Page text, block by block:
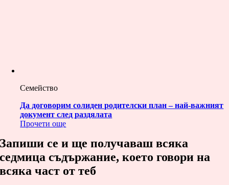
Семейство
Да договорим солиден родителски план – най-важният
документ след раздялата
Прочети още
Запиши се и ще получаваш всяка
седмица съдържание, което говори на
всяка част от теб